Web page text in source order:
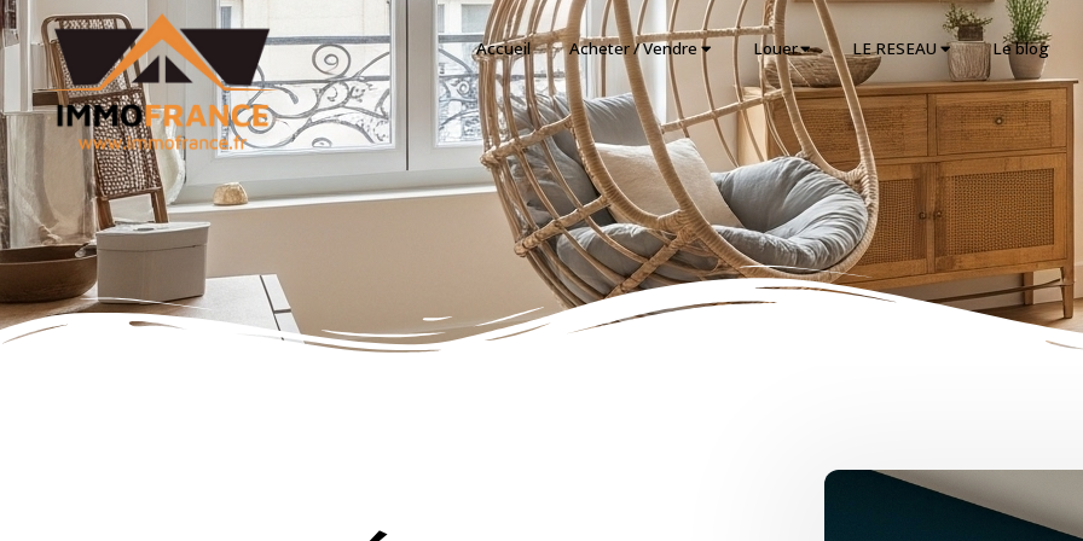
Accueil Acheter / Vendre Louer LE RESEAU Le blog